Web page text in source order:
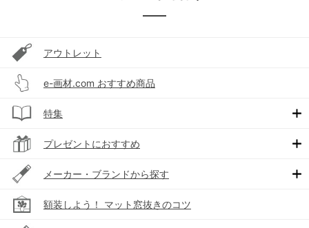
アウトレット
e-画材.com おすすめ商品
特集
プレゼントにおすすめ
メーカー・ブランドから探す
額装しよう！ マット窓抜きのコツ